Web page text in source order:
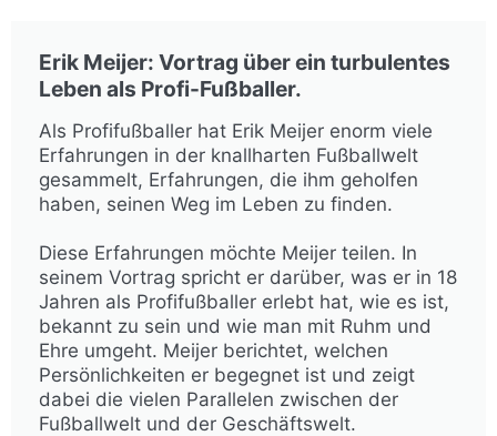
Erik Meijer: Vortrag über ein turbulentes
Leben als Profi-Fußballer.
Als Profifußballer hat Erik Meijer enorm viele
Erfahrungen in der knallharten Fußballwelt
gesammelt, Erfahrungen, die ihm geholfen
haben, seinen Weg im Leben zu finden.
Diese Erfahrungen möchte Meijer teilen. In
seinem Vortrag spricht er darüber, was er in 18
Jahren als Profifußballer erlebt hat, wie es ist,
bekannt zu sein und wie man mit Ruhm und
Ehre umgeht. Meijer berichtet, welchen
Persönlichkeiten er begegnet ist und zeigt
dabei die vielen Parallelen zwischen der
Fußballwelt und der Geschäftswelt.